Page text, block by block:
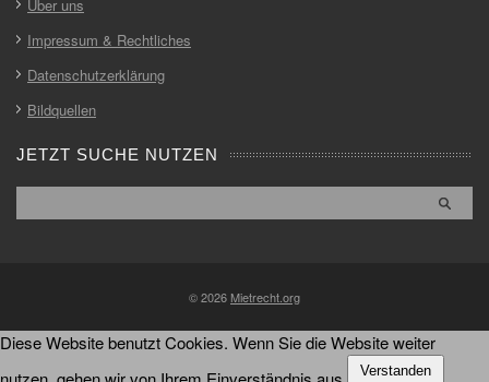
Über uns
Impressum & Rechtliches
Datenschutzerklärung
Bildquellen
JETZT SUCHE NUTZEN
© 2026 Mietrecht.org
Diese Website benutzt Cookies. Wenn Sie die Website weiter
Verstanden